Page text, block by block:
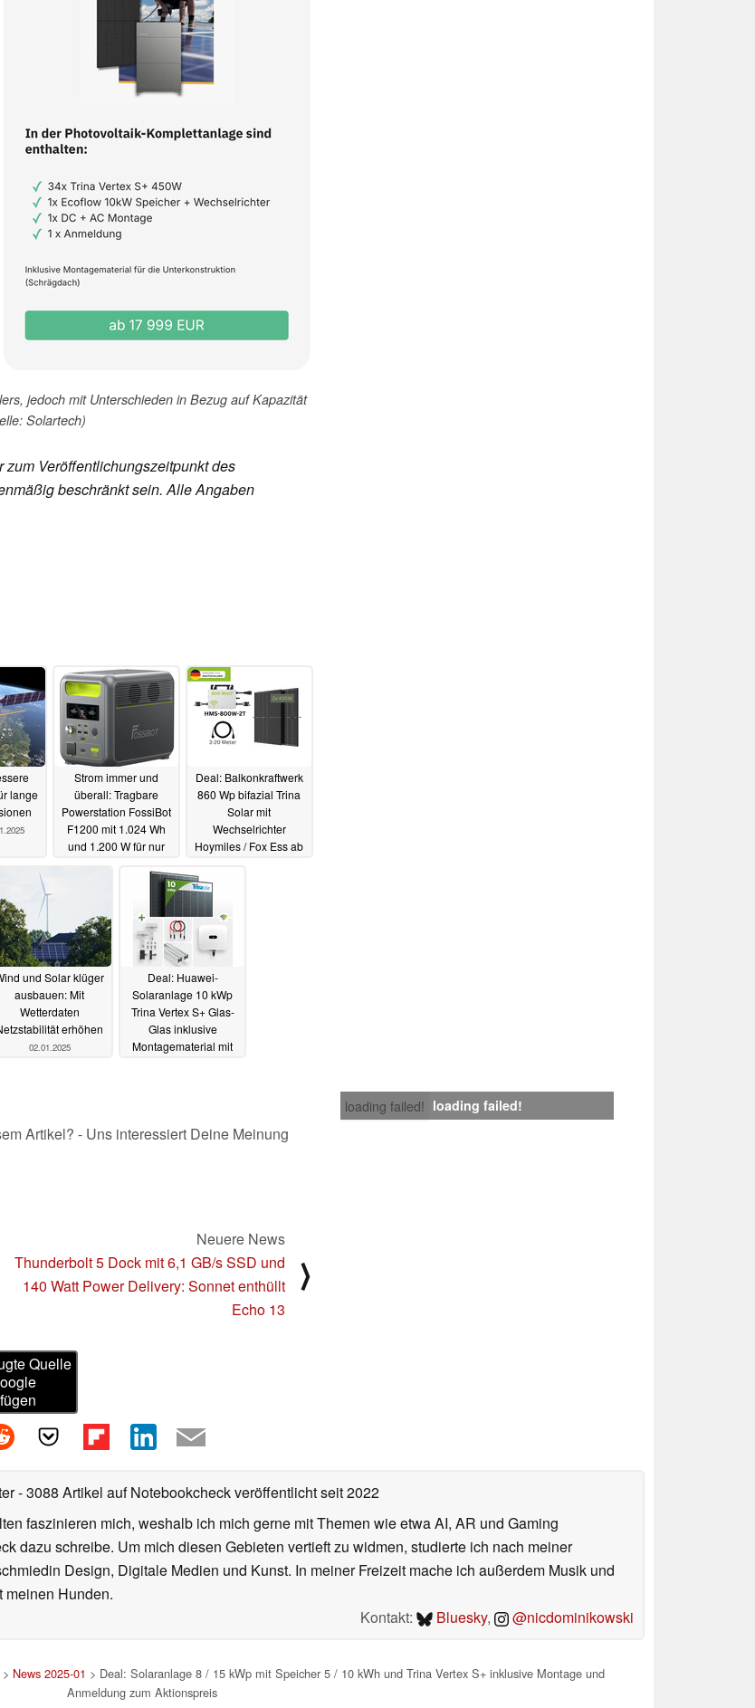
jedoch mit Unterschieden in Bezug auf Kapazität
Solartech)
Veröffentlichungszeitpunkt des
beschränkt sein. Alle Angaben
lange
Strom immer und
überall: Tragbare
Powerstation FossiBot
F1200 mit 1.024 Wh
und 1.200 W für nur
Deal: Balkonkraftwerk
860 Wp bifazial Trina
Solar mit
Wechselrichter
Hoymiles / Fox Ess ab
und Solar klüger
ausbauen: Mit
Wetterdaten
erhöhen
02.01.2025
Deal: Huawei-
Solaranlage 10 kWp
Trina Vertex S+ Glas-
Glas inklusive
Montagematerial mit
loading failed! loading failed!
Artikel? - Uns interessiert Deine Meinung
Neuere News
Thunderbolt 5 Dock mit 6,1 GB/s SSD und
140 Watt Power Delivery: Sonnet enthüllt
Echo 13
⟩
Quelle
- 3088 Artikel auf Notebookcheck veröffentlichtseit 2022
faszinieren mich, weshalb ich mich gerne mit Themen wie etwa AI, AR und Gaming
dazu schreibe. Um mich diesen Gebieten vertieft zu widmen, studierte ich nach meiner
Design, Digitale Medien und Kunst. In meiner Freizeit mache ich außerdem Musik und
meinen Hunden.
Kontakt:
Bluesky, @nicdominikowski
> News 2025-01 > Deal: Solaranlage 8 / 15 kWp mit Speicher 5 / 10 kWh und Trina Vertex S+ inklusive Montage und
Anmeldung zum Aktionspreis